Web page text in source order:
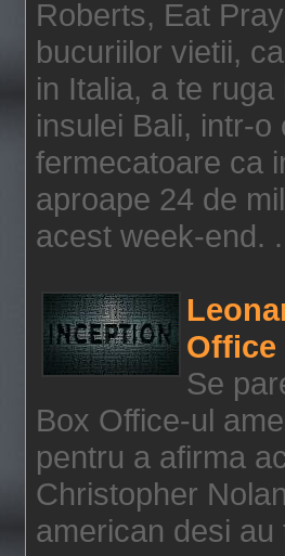
Roberts, Eat
bucuriilor vietii,
in Italia, a te
insulei Bali, intr-
fermecatoare ca
aproape 24 de
acest week-end.
Office
Se
Box Office-ul
pentru a afirma
Christopher
american desi